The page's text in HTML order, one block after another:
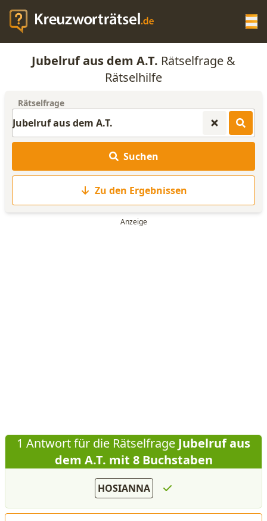
KREUZWORTRÄTSEL-HILFE
ANAGRAMM-GENERATOR
WORTLISTE
Jubelruf aus dem A.T. Rätselfrage &
Rätselhilfe
Rätselfrage
Suchen
Zu den Ergebnissen
1 Antwort für die Rätselfrage Jubelruf aus
dem A.T. mit 8 Buchstaben
HOSIANNA